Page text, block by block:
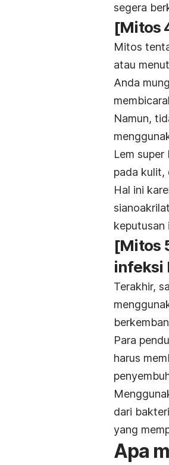
segera
[Mitos
Mitos
atau
Anda
Namun,
Lem
pada kulit,
Hal ini
keputusan
[Mitos
infeksi
Terakhir,
Para
harus
dari
yang
Apa